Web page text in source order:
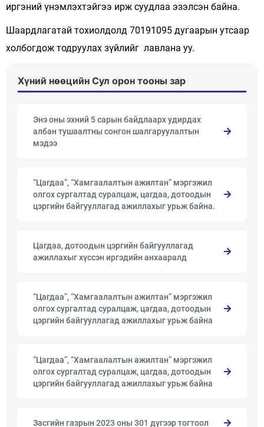
иргэний үнэмлэхтэйгээ ирж суудлаа эзэлсэн байна.
Шаардлагатай тохиолдолд 70191095 дугаарын утсаар
холбогдож тодруулах зүйлийг лавлана уу.
Хүний нөөцийн Сул орон тооны зар
Энэ оны эхний 5 сарын байдлаарх удирдах
албан тушаалтны сонгон шалгаруулалтын
мэдээ
“Цагдаа”, “Хамгаалалтын ажилтан” мэргэжил
олгох сургалтад суралцаж, цагдаа, дотоодын
цэргийн байгууллагад ажиллахыг урьж байна.
Цагдаа, дотоодын цэргийн байгууллагад
ажиллахыг хүссэн иргэдийн анхааралд
“Цагдаа”, “Хамгаалалтын ажилтан” мэргэжил
олгох сургалтад суралцаж, цагдаа, дотоодын
цэргийн байгууллагад ажиллахыг урьж байна
“Цагдаа”, “Хамгаалалтын ажилтан” мэргэжил
олгох сургалтад суралцаж, цагдаа, дотоодын
цэргийн байгууллагад ажиллахыг урьж байна
Засгийн газрын 2023 оны 301 дүгээр тогтоол